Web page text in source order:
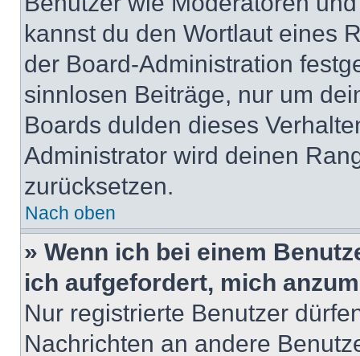
kannst du den Wortlaut eines
der Board-Administration
sinnlosen Beiträge, nur um
Boards dulden dieses
Administrator wird deinen
zurücksetzen.
Nach oben
» Wenn ich bei einem
ich aufgefordert, mich
Nur registrierte Benutzer
Nachrichten an andere